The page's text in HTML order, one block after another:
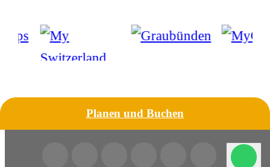
Planen und Buchen